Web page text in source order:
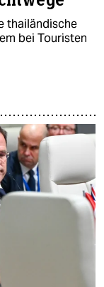
thailändische
bei Touristen